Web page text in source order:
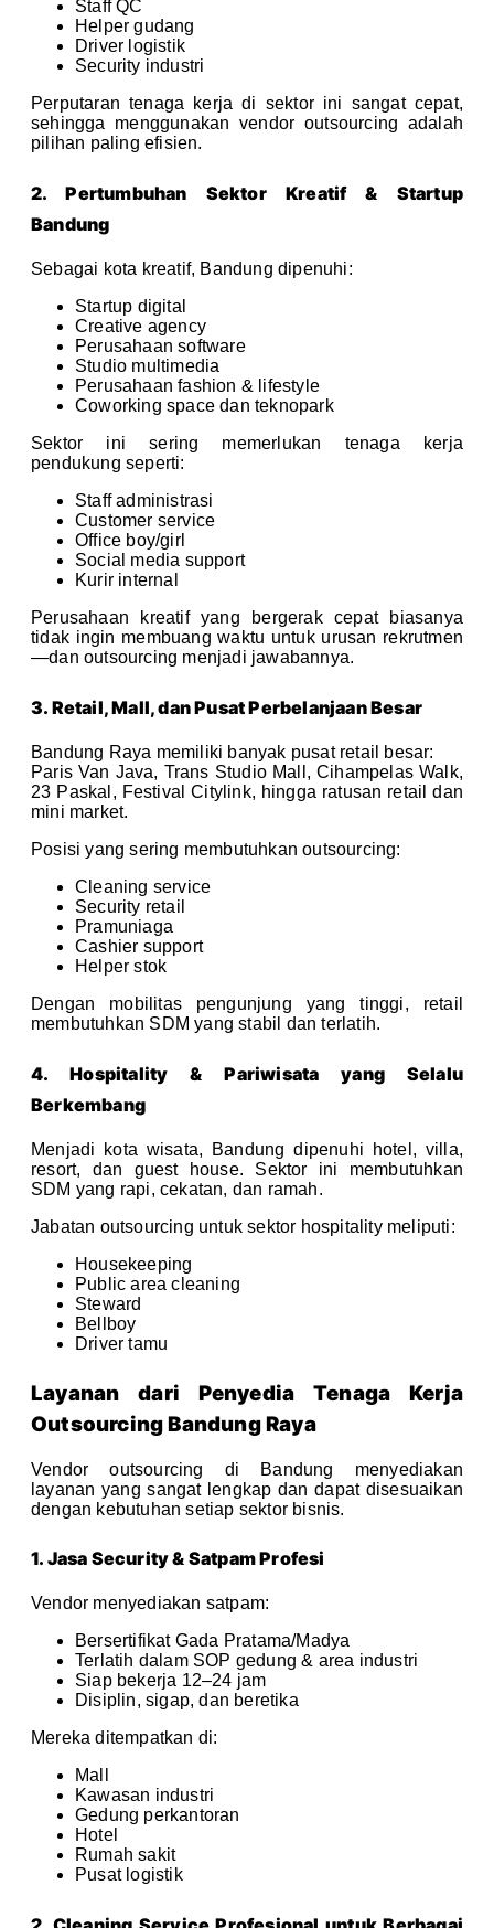
Staff QC
Helper gudang
Driver logistik
Security industri
Perputaran tenaga kerja di sektor ini sangat cepat,
sehingga menggunakan vendor outsourcing adalah
pilihan paling efisien.
2. Pertumbuhan Sektor Kreatif & Startup
Bandung
Sebagai kota kreatif, Bandung dipenuhi:
Startup digital
Creative agency
Perusahaan software
Studio multimedia
Perusahaan fashion & lifestyle
Coworking space dan teknopark
Sektor ini sering memerlukan tenaga kerja
pendukung seperti:
Staff administrasi
Customer service
Office boy/girl
Social media support
Kurir internal
Perusahaan kreatif yang bergerak cepat biasanya
tidak ingin membuang waktu untuk urusan rekrutmen
—dan outsourcing menjadi jawabannya.
3. Retail, Mall, dan Pusat Perbelanjaan Besar
Bandung Raya memiliki banyak pusat retail besar:
Paris Van Java, Trans Studio Mall, Cihampelas Walk,
23 Paskal, Festival Citylink, hingga ratusan retail dan
mini market.
Posisi yang sering membutuhkan outsourcing:
Cleaning service
Security retail
Pramuniaga
Cashier support
Helper stok
Dengan mobilitas pengunjung yang tinggi, retail
membutuhkan SDM yang stabil dan terlatih.
4. Hospitality & Pariwisata yang Selalu
Berkembang
Menjadi kota wisata, Bandung dipenuhi hotel, villa,
resort, dan guest house. Sektor ini membutuhkan
SDM yang rapi, cekatan, dan ramah.
Jabatan outsourcing untuk sektor hospitality meliputi:
Housekeeping
Public area cleaning
Steward
Bellboy
Driver tamu
Layanan dari Penyedia Tenaga Kerja
Outsourcing Bandung Raya
Vendor outsourcing di Bandung menyediakan
layanan yang sangat lengkap dan dapat disesuaikan
dengan kebutuhan setiap sektor bisnis.
1. Jasa Security & Satpam Profesi
Vendor menyediakan satpam:
Bersertifikat Gada Pratama/Madya
Terlatih dalam SOP gedung & area industri
Siap bekerja 12–24 jam
Disiplin, sigap, dan beretika
Mereka ditempatkan di:
Mall
Kawasan industri
Gedung perkantoran
Hotel
Rumah sakit
Pusat logistik